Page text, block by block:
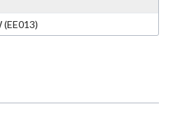
(EE013)